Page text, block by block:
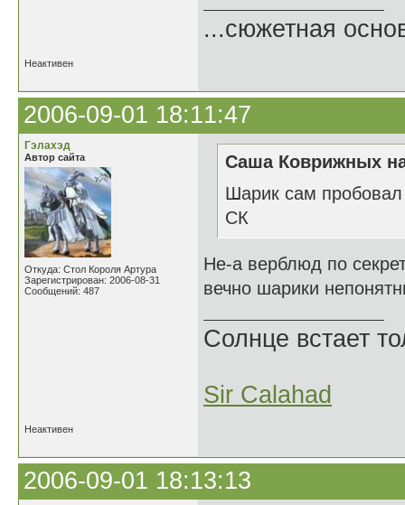
...сюжетная
Неактивен
2006-09-01 18:11:47
Гэлахэд
Автор сайта
Откуда: Стол Короля Артура
Зарегистрирован: 2006-08-31
Сообщений: 487
Саша Коврижных
Шарик сам пробовал
СК
Не-а верблюд по
вечно шарики
Солнце встает
Sir Calahad
Неактивен
2006-09-01 18:13:13